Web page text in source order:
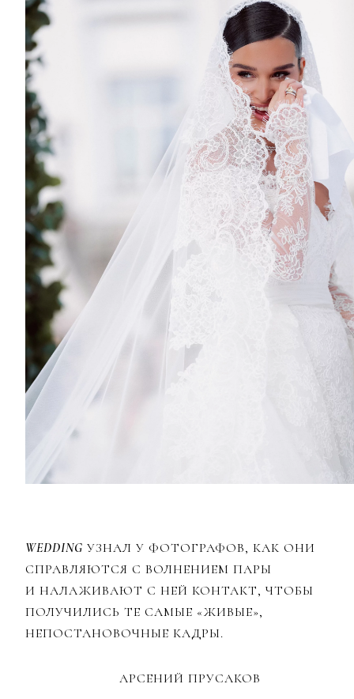
WEDDING УЗНАЛ У ФОТОГРАФОВ, КАК ОНИ
СПРАВЛЯЮТСЯ С ВОЛНЕНИЕМ ПАРЫ
И НАЛАЖИВАЮТ С НЕЙ КОНТАКТ, ЧТОБЫ
ПОЛУЧИЛИСЬ ТЕ САМЫЕ «ЖИВЫЕ»,
НЕПОСТАНОВОЧНЫЕ КАДРЫ.
АРСЕНИЙ ПРУСАКОВ